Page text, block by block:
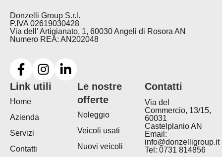
Donzelli Group S.r.l.
P.IVA 02619030428
Via dell' Artigianato, 1, 60030 Angeli di Rosora AN
Numero REA: AN202048
Link utili
Home
Azienda
Servizi
Contatti
Le nostre
offerte
Noleggio
Veicoli usati
Nuovi veicoli
Contatti
Via del
Commercio, 13/15,
60031
Castelplanio AN
Email:
info@donzelligroup.it
Tel: 0731 814856